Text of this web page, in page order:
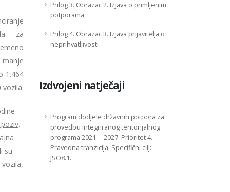
za
1.464
vozila.
.
su
Prilog 3. Obrazac 2. Izjava o primljenim
potporama
Prilog 4. Obrazac 3. Izjava prijavitelja o
neprihvatljivosti
Izdvojeni natječaji
Program dodjele državnih potpora za
provedbu Integriranog teritorijalnog
programa 2021. – 2027. Prioritet 4.
Pravedna tranzicija, Specifični cilj:
JSO8.1.